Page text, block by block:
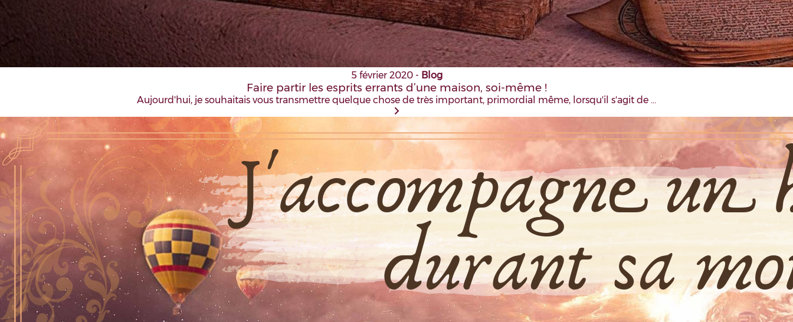
5 février 2020- Blog
Faire partir les esprits errants d’une maison, soi-même !
Aujourd'hui, je souhaitais vous transmettre quelque chose de très important, primordial même, lorsqu'il s'agit de …